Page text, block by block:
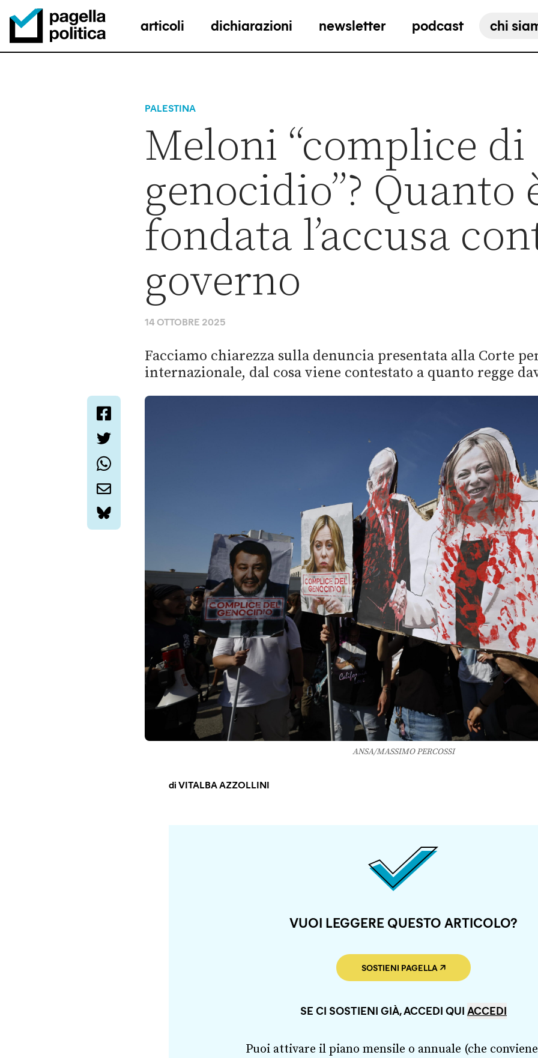
Pagella Politica Logo
articoli dichiarazioni newsletter podcast chi
PALESTINA
Meloni “complice di
genocidio”? Quanto
fondata l’accusa
governo
14 OTTOBRE 2025
bluesky
Facciamo chiarezza sulla denuncia presentata alla Corte
internazionale, dal cosa viene contestato a quanto regge
ANSA/MASSIMO PERCOSSI
diVITALBA AZZOLLINI
VUOI LEGGERE QUESTO ARTICOLO?
SOSTIENI PAGELLA
SE CI SOSTIENI GIÀ, ACCEDI QUI ACCEDI
Puoi attivare il piano mensile o annuale (che